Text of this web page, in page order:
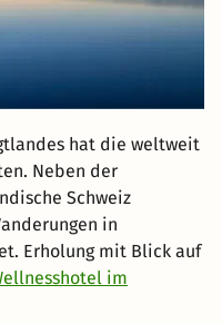
hat die weltweit
Neben der
Schweiz
in
Erholung mit Blick auf
im